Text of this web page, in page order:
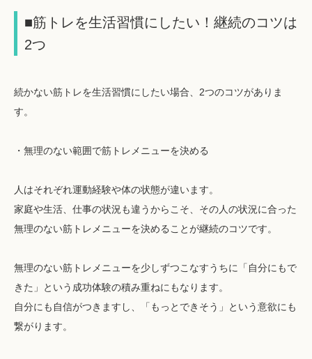
■筋トレを生活習慣にしたい！継続のコツは
2つ
続かない筋トレを生活習慣にしたい場合、2つのコツがありま
す。
・無理のない範囲で筋トレメニューを決める
人はそれぞれ運動経験や体の状態が違います。
家庭や生活、仕事の状況も違うからこそ、その人の状況に合った
無理のない筋トレメニューを決めることが継続のコツです。
無理のない筋トレメニューを少しずつこなすうちに「自分にもで
きた」という成功体験の積み重ねにもなります。
自分にも自信がつきますし、「もっとできそう」という意欲にも
繋がります。